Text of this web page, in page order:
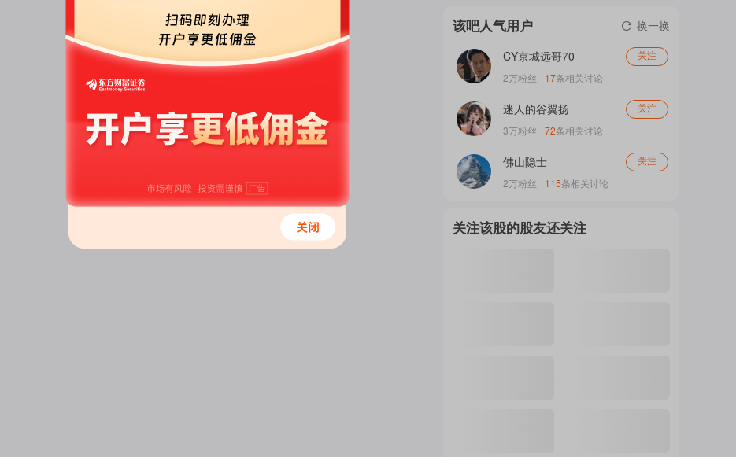
——《...
今日走势—— 即，回踩确认20日线支撑，
收盘返回重要阻力位3882！ 个股的走势，
也基本以相似的技术特征为主—— 即，突
破20日线的回踩，不到10日线的，补涨返
回！ 以这个标准去看，基本都能接受今日
走势。 比如，一博科技，前几天早已突...
该吧人气用户 换一换
CY京城远哥70 关注
2万粉丝 17条相关讨论
迷人的谷翼扬 关注
3万粉丝 72条相关讨论
佛山隐士 关注
2万粉丝 115条相关讨论
关注该股的股友还关注